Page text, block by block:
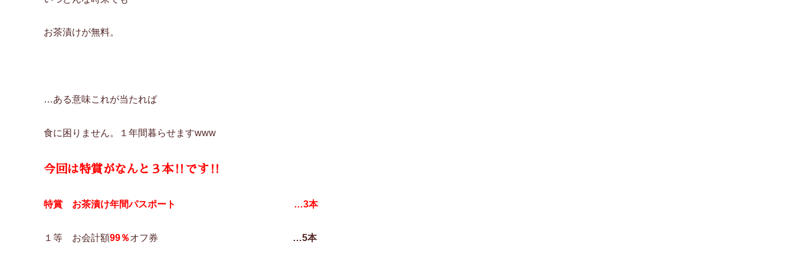
お茶漬けが無料。
…ある意味これが当たれば
食に困りません。１年間暮らせますwww
今回は特賞がなんと３本‼です‼
特賞 お茶漬け年間パスポート …3本
１等 お会計額99％オフ券 …5本